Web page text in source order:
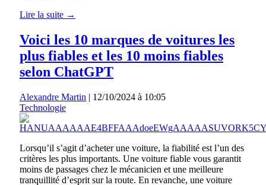
Lire la suite →
Voici les 10 marques de voitures les
plus fiables et les 10 moins fiables
selon ChatGPT
Alexandre Martin | 12/10/2024 à 10:05
Technologie
Lorsqu’il s’agit d’acheter une voiture, la fiabilité est l’un des
critères les plus importants. Une voiture fiable vous garantit
moins de passages chez le mécanicien et une meilleure
tranquillité d’esprit sur la route. En revanche, une voiture